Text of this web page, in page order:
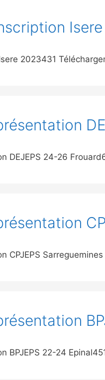
2023431
DEJEPS 24-26
CPJEPS
BPJEPS 22-24